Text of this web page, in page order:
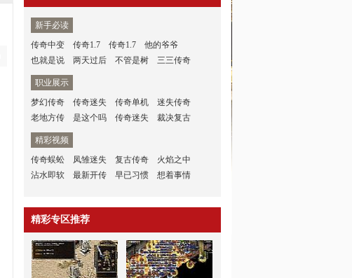
新手必读
传奇中变
传奇1.7 传奇1.7
他的爷爷
也就是说
两天过后 不管是树 三三传奇
职业展示
梦幻传奇
传奇迷失 传奇单机
迷失传奇
老地方传
是这个吗 传奇迷失 裁决复古
精彩视频
传奇蜈蚣
凤雏迷失 复古传奇
火焰之中
沾水即软
最新开传 早已习惯 想着事情
精彩专区推荐